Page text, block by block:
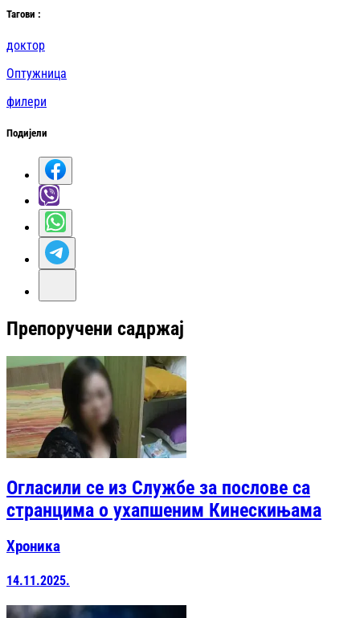
Тагови :
доктор
Оптужница
филери
Подијели
Препоручени садржај
Огласили се из Службе за послове са
странцима о ухапшеним Кинескињама
Хроника
14.11.2025.